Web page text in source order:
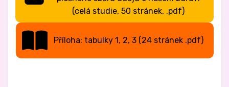
(celá studie, 50 stránek, .pdf)
Příloha: tabulky 1, 2, 3 (24 stránek .pdf)